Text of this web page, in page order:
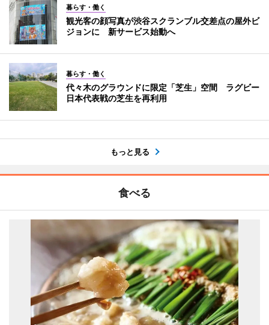
暮らす・働く
観光客の顔写真が渋谷スクランブル交差点の屋外ビ
ジョンに 新サービス始動へ
暮らす・働く
代々木のグラウンドに限定「芝生」空間 ラグビー
日本代表戦の芝生を再利用
もっと見る
食べる